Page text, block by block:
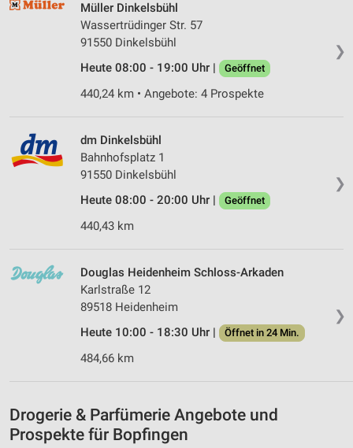
❯
Müller Dinkelsbühl
Wassertrüdinger Str. 57
91550 Dinkelsbühl
Heute 08:00 - 19:00 Uhr |
Geöffnet
440,24 km • Angebote: 4 Prospekte
❯
dm Dinkelsbühl
Bahnhofsplatz 1
91550 Dinkelsbühl
Heute 08:00 - 20:00 Uhr |
Geöffnet
440,43 km
❯
Douglas Heidenheim Schloss-Arkaden
Karlstraße 12
89518 Heidenheim
Heute 10:00 - 18:30 Uhr |
Öffnet in 24 Min.
484,66 km
Drogerie & Parfümerie Angebote und
Prospekte für Bopfingen
Verwendung von Profilen zur Auswahl
personalisierter Werbung
von Inhalten
Verwendung von Profilen zur Auswahl
Messung der Werbeleistung
Messung der Performance von Inhalten
Analyse von Zielgruppen durch Statistiken oder
Kombinationen von Daten aus verschiedenen
Entwicklung und Verbesserung der Angebote
Verwendung reduzierter Daten zur Auswahl von
Verwendung genauer Standortdaten
Informationen identifizieren
Nicht-IAB-Verarbeitungszwecke: